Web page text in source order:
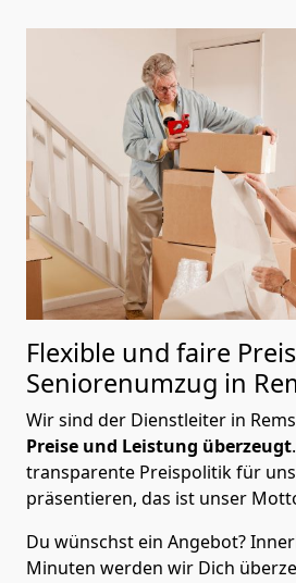
Flexible und faire
Seniorenumzug in
Wir sind der Dienstleiter in
Preise und Leistung überzeugt
transparente Preispolitik für
präsentieren, das ist unser
Du wünschst ein Angebot?
Minuten werden wir Dich